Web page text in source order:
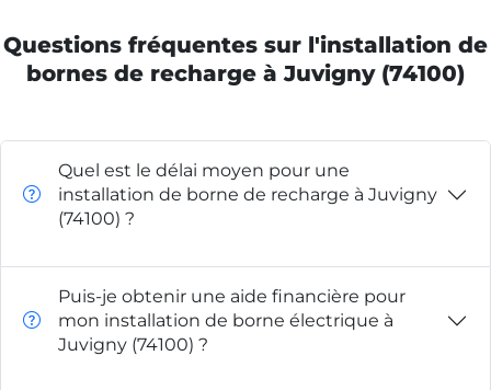
Questions fréquentes sur l'installation de
bornes de recharge à Juvigny (74100)
Quel est le délai moyen pour une
installation de borne de recharge à Juvigny
(74100) ?
Puis-je obtenir une aide financière pour
mon installation de borne électrique à
Juvigny (74100) ?